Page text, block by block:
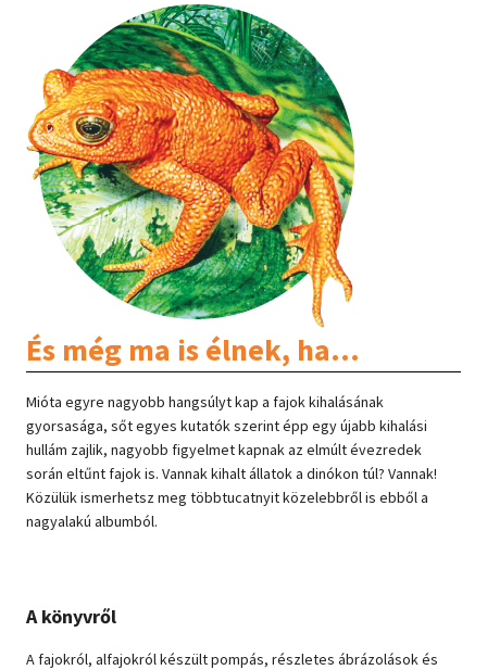
És még ma is élnek, ha…
Mióta egyre nagyobb hangsúlyt kap a fajok kihalásának
gyorsasága, sőt egyes kutatók szerint épp egy újabb kihalási
hullám zajlik, nagyobb figyelmet kapnak az elmúlt évezredek
során eltűnt fajok is. Vannak kihalt állatok a dinókon túl? Vannak!
Közülük ismerhetsz meg többtucatnyit közelebbről is ebből a
nagyalakú albumból.
A könyvről
A fajokról, alfajokról készült pompás, részletes ábrázolások és